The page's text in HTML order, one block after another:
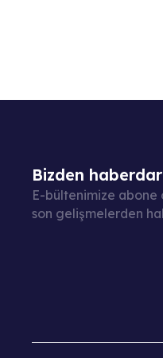
Bizden
E-bültenimize abone
son gelişmelerden